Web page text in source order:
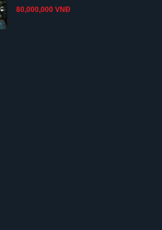
80,000,000 VNĐ